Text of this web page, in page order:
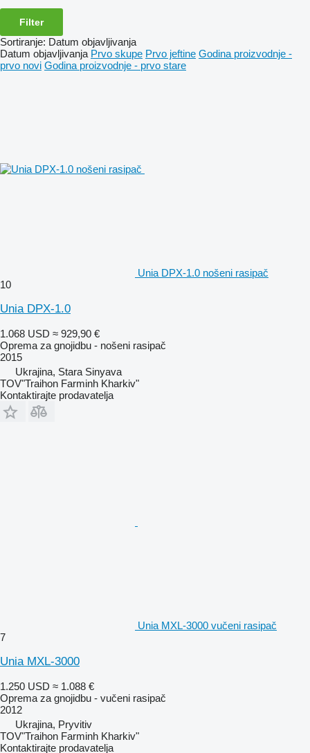
Filter
Sortiranje: Datum objavljivanja
Datum objavljivanja Prvo skupe Prvo jeftine Godina proizvodnje -
prvo novi Godina proizvodnje - prvo stare
Unia DPX-1.0 nošeni rasipač
10
Unia DPX-1.0
1.068 USD ≈ 929,90 €
Oprema za gnojidbu - nošeni rasipač
2015
Ukrajina, Stara Sinyava
TOV"Traihon Farminh Kharkiv"
Kontaktirajte prodavatelja
Unia MXL-3000 vučeni rasipač
7
Unia MXL-3000
1.250 USD ≈ 1.088 €
Oprema za gnojidbu - vučeni rasipač
2012
Ukrajina, Pryvitiv
TOV"Traihon Farminh Kharkiv"
Kontaktirajte prodavatelja